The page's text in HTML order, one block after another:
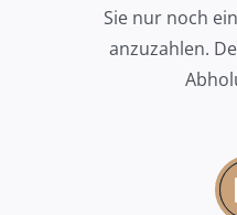
Sie nur noch
anzuzahlen.